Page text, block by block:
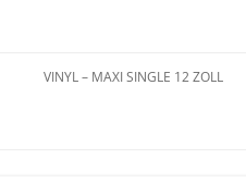
VINYL – MAXI SINGLE 12 ZOLL